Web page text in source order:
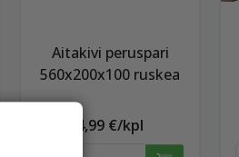
Aitakivi peruspari
560x200x100 ruskea
4,99 €/kpl